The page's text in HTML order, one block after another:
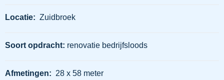
Locatie: Zuidbroek
Soort opdracht: renovatie bedrijfsloods
Afmetingen: 28 x 58 meter